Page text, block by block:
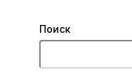
Поиск